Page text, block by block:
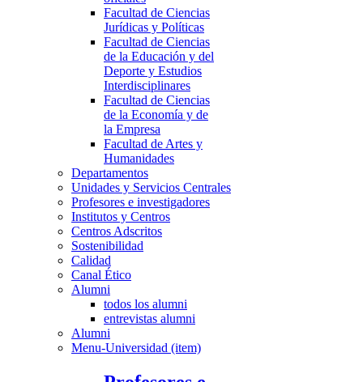
Facultad de Ciencias
Jurídicas y Políticas
Facultad de Ciencias
de la Educación y del
Deporte y Estudios
Interdisciplinares
Facultad de Ciencias
de la Economía y de
la Empresa
Facultad de Artes y
Humanidades
Departamentos
Unidades y Servicios Centrales
Profesores e investigadores
Institutos y Centros
Centros Adscritos
Sostenibilidad
Calidad
Canal Ético
Alumni
todos los alumni
entrevistas alumni
Alumni
Menu-Universidad (item)